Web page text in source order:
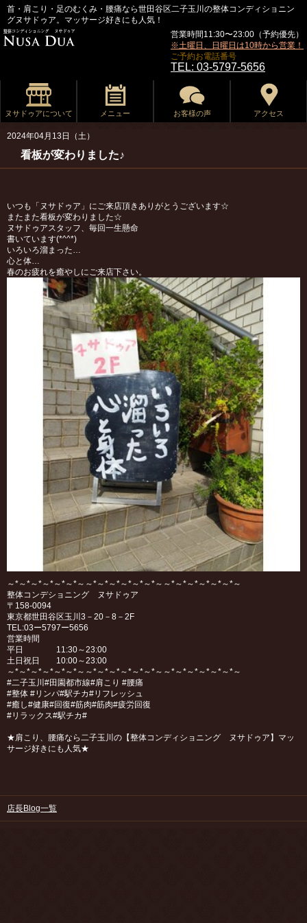
首・肩こり・足のむくみ・腰痛なら世田谷区二子玉川の整体コンディショニン
グヌサドゥア。マッサージ好きにも人気！
営業時間11:30〜23:00（予約優先）
※土曜日、日曜日は10時から営業！
ご予約お電話番号
TEL: 03-5797-5656
ヌサドゥアについて メニュー お客様の声 アクセス
2024年04月13日（土）
看板が変わりました♪
いつも「ヌサドゥア」にご来店頂きありがとうございます☆
またまた看板が変わりました☆
ヌサドゥアスタッフ、毎回一生懸命
書いています(*^^*)
いろいろ溜まった…
心と体…
春のお疲れを癒やしにご来店下さい。
～*～*～*～*～*～*～～*～*～*～*～*～*～～*～*～*～*～*～*～
整体コンデショニング ヌサドゥア
〒158‐0094
東京都世田谷区玉川3－20－8－2F
TEL:03ー5797ー5656
営業時間
平日 11:30～23:00
土日祝日 10:00～23:00
～*～*～*～*～*～*～～*～*～*～*～*～*～～*～*～*～*～*～*～
#二子玉川#田園都市線#肩こり #腰痛
#整体 #リンパ#駅チカ#リフレッシュ
#癒し#健康#回復#筋肉#筋肉#疲労回復
#リラックス#駅チカ#
★肩こり、腰痛なら二子玉川の【整体コンディショニング ヌサドゥア】マッ
サージ好きにも人気★
店長Blog一覧